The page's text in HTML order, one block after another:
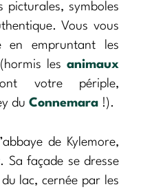
picturales, symboles
Vous vous
en empruntant les
les animaux
votre périple,
du Connemara !).
de Kylemore,
. Sa façade se dresse
lac, cernée par les